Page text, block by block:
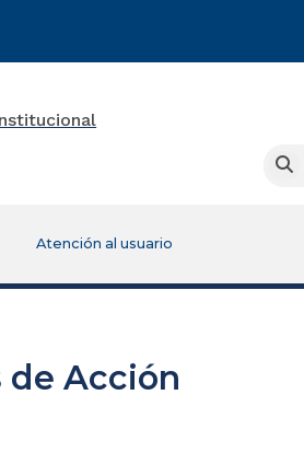
Atención al usuario
de Acción